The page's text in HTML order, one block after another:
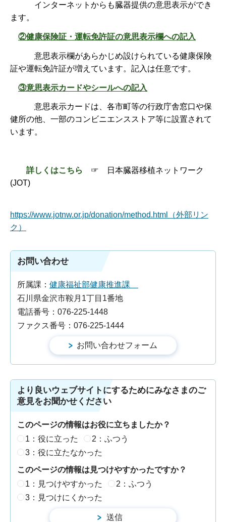
インターネットからも臓器提供の意思表示ができ
ます。
②健康保険証・運転免許証の意思表示欄への記入
意思表示欄があらかじめ設けられている健康保険
証や運転免許証が増えています。記入は任意です。
③意思表示カードやシールへの記入
意思表示カードは、各市町等の行政庁舎窓口や保
健所の他、一部のコンビニエンスストア等に設置されて
います。
詳しくはこちら
☞ 日本臓器移植ネットワーク
(JOT)
https://www.jotnw.or.jp/donation/method.html（外部リン
ク）
お問い合わせ
所属課： 健康福祉部健康推進課
石川県金沢市鞍月1丁目1番地
電話番号：076-225-1448
ファクス番号：076-225-1444
より良いウェブサイトにするためにみなさまのご
意見をお聞かせください
このページの情報はお役に立ちましたか？
1：役に立った
2：ふつう
3：役に立たなかった
このページの情報は見つけやすかったですか？
1：見つけやすかった
2：ふつう
3：見つけにくかった